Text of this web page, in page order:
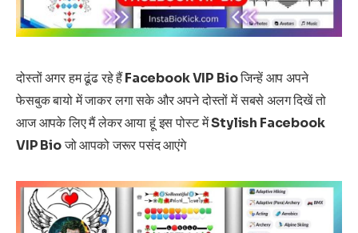
दोस्तों अगर हम ढूंढ रहे हैंFacebook VIP Bioजिन्हें आप अपने
फेसबुक बायो में जाकर लगा सके और अपने दोस्तों में सबसे अलग दिखें तो
आज आपके लिए मैं लेकर आया हूं इस पोस्ट मेंStylish Facebook
VIP Bioजो आपको जरूर पसंद आएंगे